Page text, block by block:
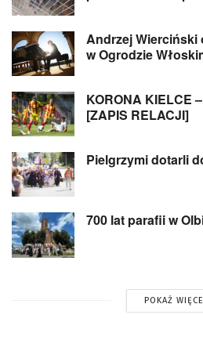
Andrzej Wierciński
w Ogrodzie
KORONA KIELCE
[ZAPIS RELACJI]
Pielgrzymi dotarli
700 lat parafii w
POKAŻ